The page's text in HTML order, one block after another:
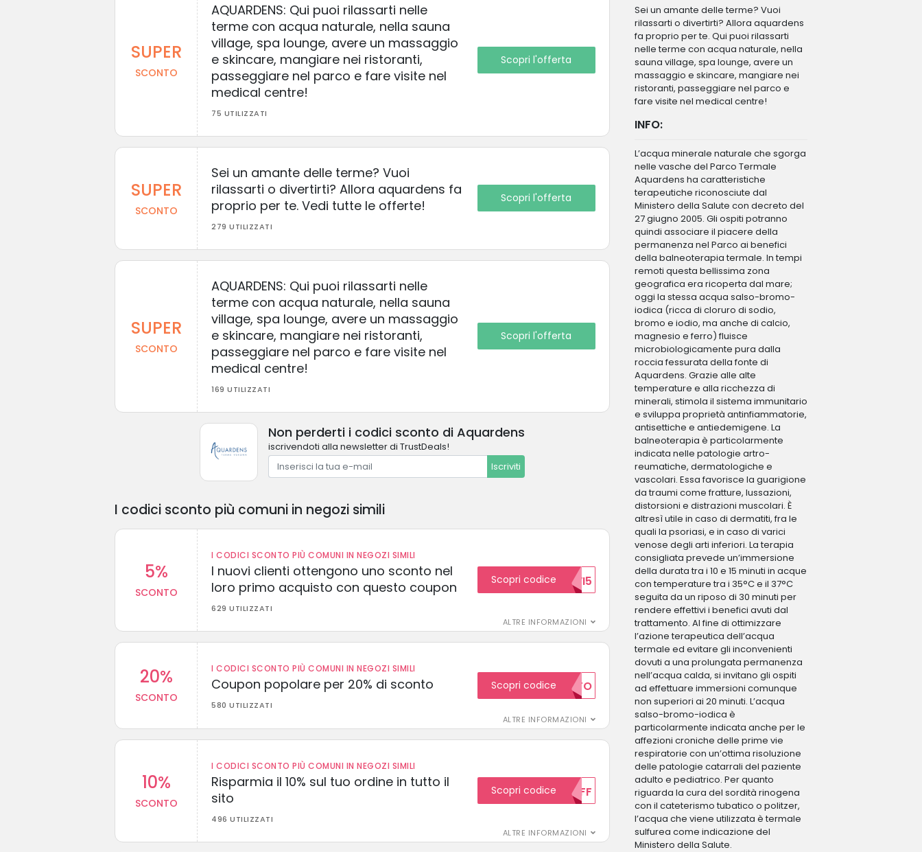
SUPER
SCONTO
AQUARDENS: Qui puoi rilassarti nelle
terme con acqua naturale, nella sauna
village, spa lounge, avere un massaggio
e skincare, mangiare nei ristoranti,
passeggiare nel parco e fare visite nel
medical centre!
75 UTILIZZATI
Scopri l'offerta
SUPER
SCONTO
Sei un amante delle terme? Vuoi
rilassarti o divertirti? Allora aquardens fa
proprio per te. Vedi tutte le offerte!
279 UTILIZZATI
Scopri l'offerta
SUPER
SCONTO
AQUARDENS: Qui puoi rilassarti nelle
terme con acqua naturale, nella sauna
village, spa lounge, avere un massaggio
e skincare, mangiare nei ristoranti,
passeggiare nel parco e fare visite nel
medical centre!
169 UTILIZZATI
Scopri l'offerta
Non perderti i codici sconto di Aquardens
iscrivendoti alla newsletter di TrustDeals!
Iscriviti
I codici sconto più comuni in negozi simili
5%
SCONTO
I CODICI SCONTO PIÙ COMUNI IN NEGOZI SIMILI
I nuovi clienti ottengono uno sconto nel
loro primo acquisto con questo coupon
629 UTILIZZATI
ALTRE INFORMAZIONI
Scopri codiceNUOVI5
20%
SCONTO
I CODICI SCONTO PIÙ COMUNI IN NEGOZI SIMILI
Coupon popolare per 20% di sconto
580 UTILIZZATI
ALTRE INFORMAZIONI
Scopri codice20SCONTO
10%
SCONTO
I CODICI SCONTO PIÙ COMUNI IN NEGOZI SIMILI
Risparmia il 10% sul tuo ordine in tutto il
sito
496 UTILIZZATI
ALTRE INFORMAZIONI
Scopri codice 10OFF
Sei un amante delle terme? Vuoi
rilassarti o divertirti? Allora aquardens
fa proprio per te. Qui puoi rilassarti
nelle terme con acqua naturale, nella
sauna village, spa lounge, avere un
massaggio e skincare, mangiare nei
ristoranti, passeggiare nel parco e
fare visite nel medical centre!
INFO:
L’acqua minerale naturale che sgorga
nelle vasche del Parco Termale
Aquardens ha caratteristiche
terapeutiche riconosciute dal
Ministero della Salute con decreto del
27 giugno 2005. Gli ospiti potranno
quindi associare il piacere della
permanenza nel Parco ai benefici
della balneoterapia termale. In tempi
remoti questa bellissima zona
geografica era ricoperta dal mare;
oggi la stessa acqua salso-bromo-
iodica (ricca di cloruro di sodio,
bromo e iodio, ma anche di calcio,
magnesio e ferro) fluisce
microbiologicamente pura dalla
roccia fessurata della fonte di
Aquardens. Grazie alle alte
temperature e alla ricchezza di
minerali, stimola il sistema immunitario
e sviluppa proprietà antinfiammatorie,
antisettiche e antiedemigene. La
balneoterapia è particolarmente
indicata nelle patologie artro-
reumatiche, dermatologiche e
vascolari. Essa favorisce la guarigione
da traumi come fratture, lussazioni,
distorsioni e distrazioni muscolari. È
altresì utile in caso di dermatiti, fra le
quali la psoriasi, e in caso di varici
venose degli arti inferiori. La terapia
consigliata prevede un’immersione
della durata tra i 10 e 15 minuti in acque
con temperature tra i 35°C e il 37°C
seguita da un riposo di 30 minuti per
rendere effettivi i benefici avuti dal
trattamento. Al fine di ottimizzare
l’azione terapeutica dell’acqua
termale ed evitare gli inconvenienti
dovuti a una prolungata permanenza
nell’acqua calda, si invitano gli ospiti
ad effettuare immersioni comunque
non superiori ai 20 minuti. L’acqua
salso-bromo-iodica è
particolarmente indicata anche per le
affezioni croniche delle prime vie
respiratorie con un’ottima risoluzione
delle patologie catarrali del paziente
adulto e pediatrico. Per quanto
riguarda la cura del sordità rinogena
con il cateterismo tubatico o politzer,
l’acqua che viene utilizzata è termale
sulfurea come indicazione del
Ministero della Salute.